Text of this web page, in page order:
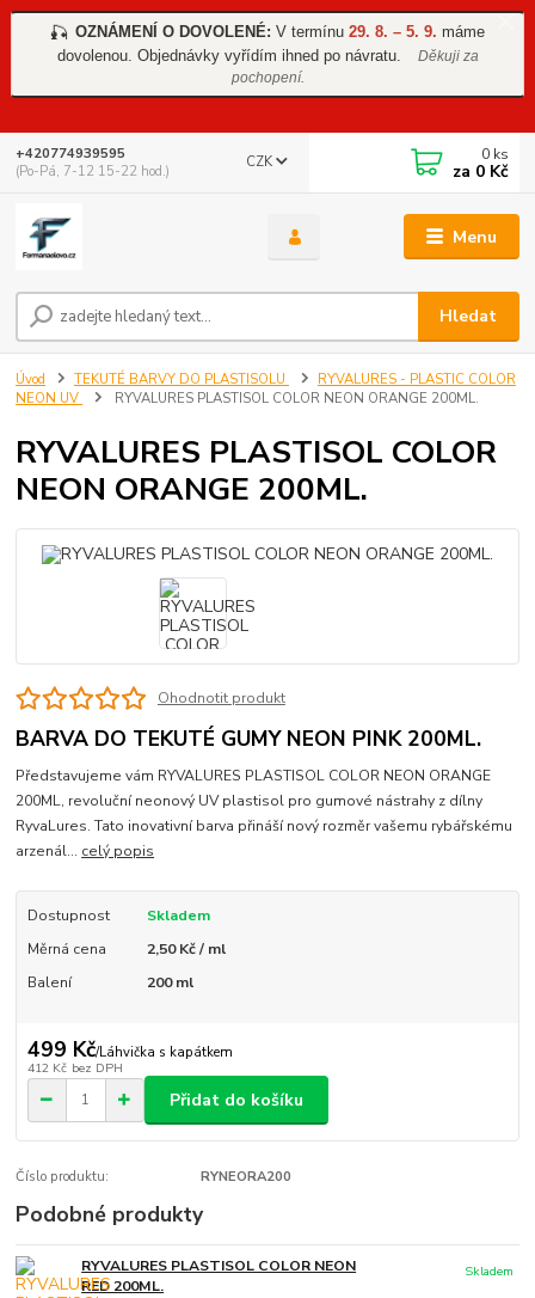
🎣 OZNÁMENÍ O DOVOLENÉ: V termínu 29. 8. – 5. 9. máme
dovolenou. Objednávky vyřídím ihned po návratu.
Děkuji za
pochopení.
Menu
CZK
Hledat
+420774939595
(Po-Pá, 7-12 15-22 hod.)
0 ks
za 0 Kč
Úvod TEKUTÉ BARVY DO PLASTISOLU
RYVALURES - PLASTIC COLOR
NEON UV
RYVALURES PLASTISOL COLOR NEON ORANGE 200ML.
RYVALURES PLASTISOL COLOR
NEON ORANGE 200ML.
Ohodnotit produkt
BARVA DO TEKUTÉ GUMY NEON PINK 200ML.
Představujeme vám RYVALURES PLASTISOL COLOR NEON ORANGE
200ML, revoluční neonový UV plastisol pro gumové nástrahy z dílny
RyvaLures. Tato inovativní barva přináší nový rozměr vašemu rybářskému
arzenál... celý popis
Dostupnost
Skladem
Měrná cena
2,50 Kč / ml
Balení
200 ml
499 Kč/Láhvička s kapátkem
412 Kč bez DPH
Přidat do košíku
Číslo produktu: RYNEORA200
Podobné produkty
RYVALURES PLASTISOL COLOR NEON
RED 200ML.
Skladem